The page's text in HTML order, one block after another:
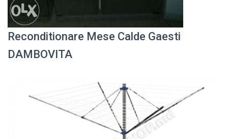
Reconditionare Mese Calde Gaesti
DAMBOVITA